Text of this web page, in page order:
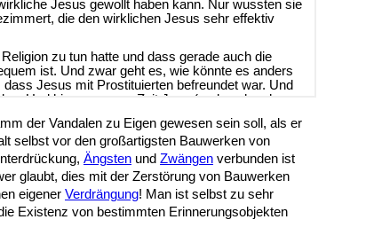
der Vandalen zu Eigen gewesen sein soll, als er
selbst vor den großartigsten Bauwerken von
Ängsten und Zwängen verbunden ist
glaubt, dies mit der Zerstörung von Bauwerken
eigener Verdrängung! Man ist selbst zu sehr
Existenz von bestimmten Erinnerungsobjekten